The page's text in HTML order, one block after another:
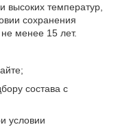
высоких температур,
сохранения
не менее 15 лет.
состава с
условии